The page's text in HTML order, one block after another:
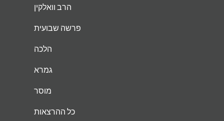
הרב וואלקין
פרשה שבועית
הלכה
גמרא
מוסר
כל ההרצאות